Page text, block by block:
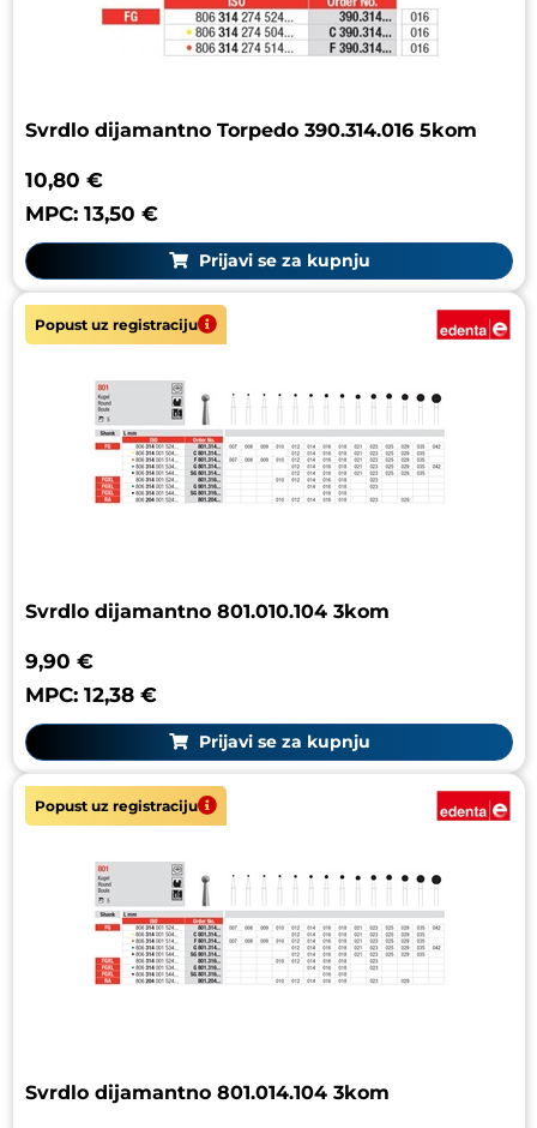
Svrdlo dijamantno Torpedo 390.314.016 5kom
10,80 €
MPC: 13,50 €
Prijavi se za kupnju
Popust uz registraciju
Svrdlo dijamantno 801.010.104 3kom
9,90 €
MPC: 12,38 €
Prijavi se za kupnju
Popust uz registraciju
Svrdlo dijamantno 801.014.104 3kom